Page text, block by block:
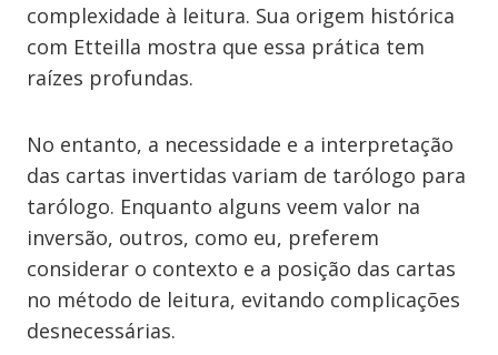
complexidade à leitura. Sua origem histórica
com Etteilla mostra que essa prática tem
raízes profundas.
No entanto, a necessidade e a interpretação
das cartas invertidas variam de tarólogo para
tarólogo. Enquanto alguns veem valor na
inversão, outros, como eu, preferem
considerar o contexto e a posição das cartas
no método de leitura, evitando complicações
desnecessárias.